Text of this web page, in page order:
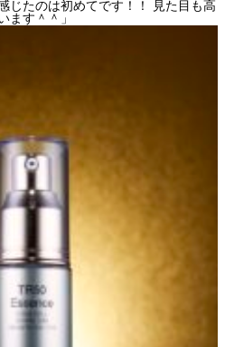
じたのは初めてです！！ 見た目も高
ます＾＾」